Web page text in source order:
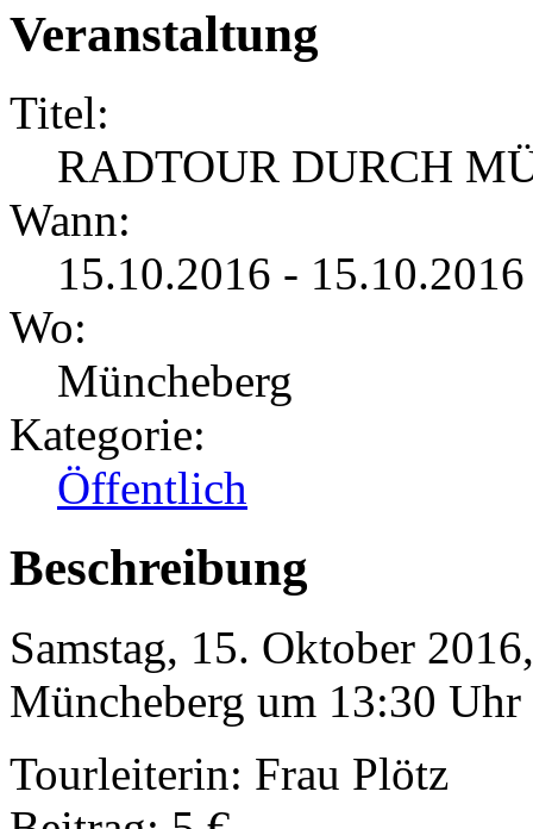
Veranstaltung
Titel:
RADTOUR DURCH
Wann:
15.10.2016 -
Wo:
Müncheberg
Kategorie:
Öffentlich
Beschreibung
Samstag, 15. Oktober
Müncheberg um 13:30 Uhr
Tourleiterin: Frau Plötz